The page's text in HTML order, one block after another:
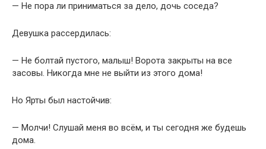
— Не пора ли приниматься за дело, дочь соседа?
Девушка рассердилась:
— Не болтай пустого, малыш! Ворота закрыты на все
засовы. Никогда мне не выйти из этого дома!
Но Ярты был настойчив:
— Молчи! Слушай меня во всём, и ты сегодня же будешь
дома.